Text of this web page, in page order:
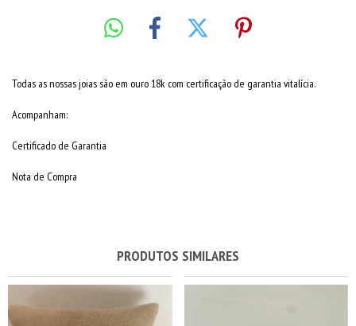
Todas as nossas joias são em ouro 18k com certificação de garantia vitalícia.
Acompanham:
Certificado de Garantia
Nota de Compra
PRODUTOS SIMILARES